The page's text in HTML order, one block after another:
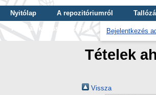
Nyitólap A repozitóriumról
Tallózás kulcsszó szerint
Bejelentkezés
Tételek
Vissza